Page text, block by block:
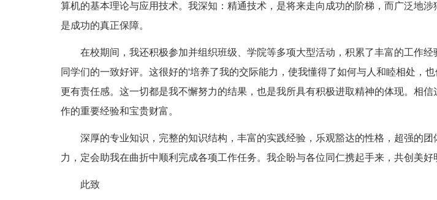
算机的基本理论与应用技术。我深知：精通技术，是将来走向成功的阶梯，而广泛地涉
是成功的真正保障。
在校期间，我还积极参加并组织班级、学院等多项大型活动，积累了丰富的工作经
同学们的一致好评。这很好的'培养了我的交际能力，使我懂得了如何与人和睦相处，也
更有责任感。这一切都是我不懈努力的结果，也是我所具有积极进取精神的体现。相信
作的重要经验和宝贵财富。
深厚的专业知识，完整的知识结构，丰富的实践经验，乐观豁达的性格，超强的团
力，定会助我在曲折中顺利完成各项工作任务。我企盼与各位同仁携起手来，共创美好
此致